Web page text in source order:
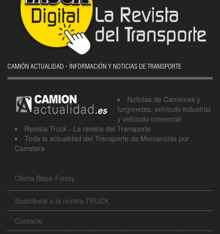
CAMIÓN ACTUALIDAD - INFORMACIÓN Y NOTICIAS DE TRANSPORTE
Noticias de Camiónes y
furgonetas, vehículo industrial
y vehículo comercial
Revista Truck - La revista del Transporte
Toda la actualidad del Transporte de Mercancías por
Carretera
Oferta Black Friday
Suscribete a la revista TRUCK
Contacto